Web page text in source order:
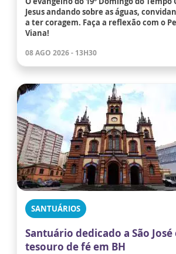
Jesus andando sobre as águas,
a ter coragem. Faça a reflexão com o
Viana!
08 AGO 2026 - 13H30
SANTUÁRIOS
Santuário dedicado a São José
tesouro de fé em BH